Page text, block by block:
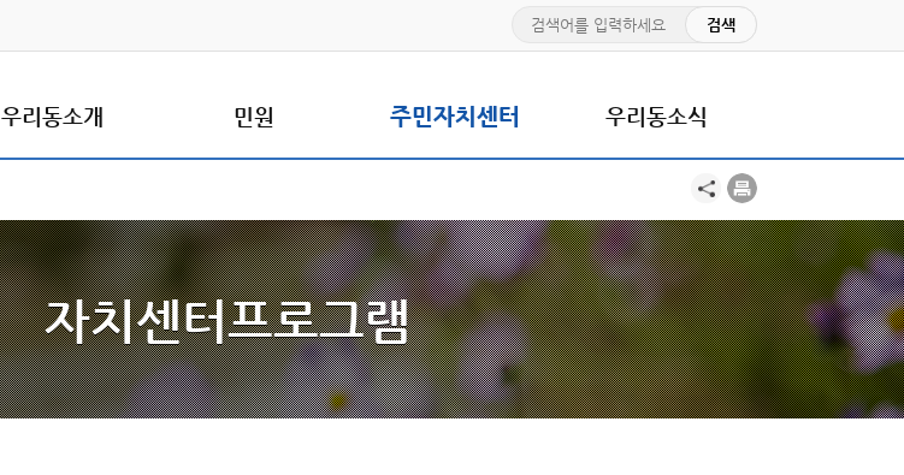
우리동소개 민원 주민자치센터 우리동소식
자치센터프로그램